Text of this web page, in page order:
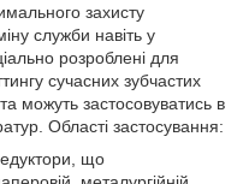
захисту
служби навіть у
розроблені для
сучасних зубчастих
можуть застосовуватись в
Області застосування:
що